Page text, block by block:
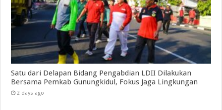
Satu dari Delapan Bidang Pengabdian LDII Dilakukan
Bersama Pemkab Gunungkidul, Fokus Jaga Lingkungan
2 days ago